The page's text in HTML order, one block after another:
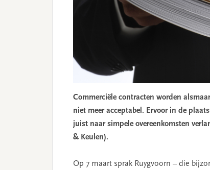
Commerciële contracten worden
niet meer acceptabel. Ervoor in de
juist naar simpele overeenkomsten
& Keulen).
Op 7 maart sprak Ruygvoorn – die